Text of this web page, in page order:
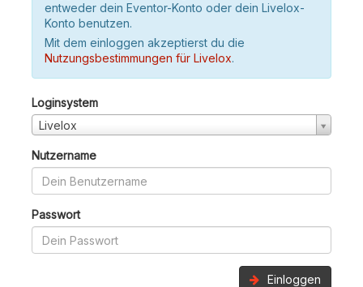
entweder dein Eventor-Konto oder dein Livelox-
Konto benutzen.
Mit dem einloggen akzeptierst du die
Nutzungsbestimmungen für Livelox.
Loginsystem
Livelox
Nutzername
Passwort
Einloggen